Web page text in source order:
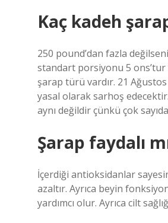
Kaç kadeh
250 pound’dan fazla
standart porsiyonu 5 ons’tur
şarap türü vardır. 21
yasal olarak sarhoş
aynı değildir çünkü çok
Şarap faydalı
İçerdiği antioksidanlar
azaltır. Ayrıca beyin
yardımcı olur. Ayrıca cilt